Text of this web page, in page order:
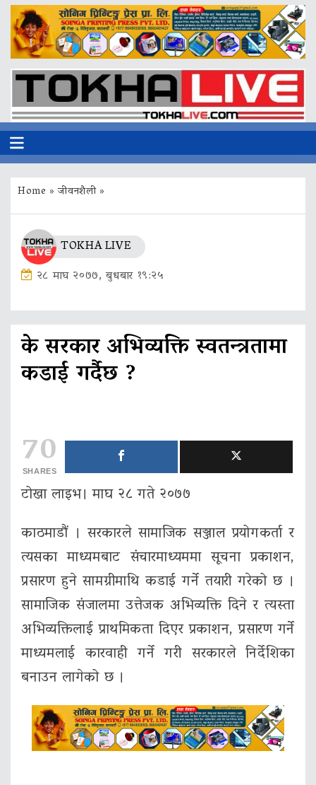
Home »जीवनशैली»
TOKHA LIVE
२८ माघ २०७७, बुधबार १९:२५
के सरकार अभिव्यक्ति स्वतन्त्रतामा
कडाई गर्दैछ ?
70
SHARES
टोखा लाइभ। माघ २८ गते २०७७
काठमाडौं । सरकारले सामाजिक सञ्जाल प्रयोगकर्ता र
त्यसका माध्यमबाट संचारमाध्यममा सूचना प्रकाशन,
प्रसारण हुने सामग्रीमाथि कडाई गर्ने तयारी गरेको छ ।
सामाजिक संजालमा उत्तेजक अभिव्यक्ति दिने र त्यस्ता
अभिव्यक्तिलाई प्राथमिकता दिएर प्रकाशन, प्रसारण गर्ने
माध्यमलाई कारवाही गर्ने गरी सरकारले निर्देशिका
बनाउन लागेको छ ।